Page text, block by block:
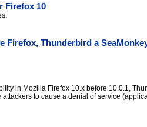
Firefox 10
Firefox, Thunderbird a
in Mozilla Firefox 10.x before 10.0.1,
to cause a denial of service